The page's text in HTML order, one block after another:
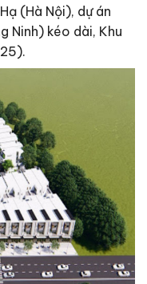
(Hà Nội), dự án
Ninh) kéo dài, Khu